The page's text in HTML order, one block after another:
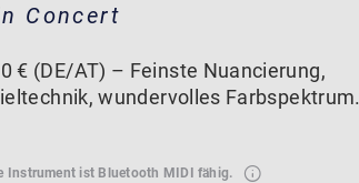
Concert
€ (DE/AT) – Feinste Nuancierung,
wundervolles Farbspektrum.
Instrument ist Bluetooth MIDI fähig.